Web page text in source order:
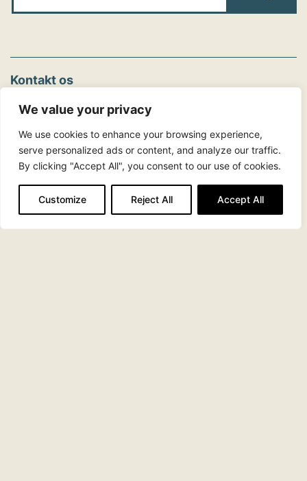
We value your privacy
We use cookies to enhance your browsing experience,
serve personalized ads or content, and analyze our traffic.
By clicking "Accept All", you consent to our use of cookies.
Customize Reject All Accept All
Kontakt os
Arbejdsglæde nu
Tlf.: 2221 7741
info@arbejdsglaedenu.dk
CVR 25938313
Det sidste nye fra bloggen